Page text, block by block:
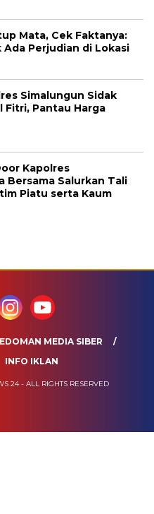
Mata, Cek Faktanya:
Ada Perjudian di Lokasi
Simalungun Sidak
Fitri, Pantau Harga
Kapolres
Bersama Salurkan Tali
Piatu serta Kaum
MEDIA SIBER
INFO IKLAN
24 - ALL RIGHTS RESERVED